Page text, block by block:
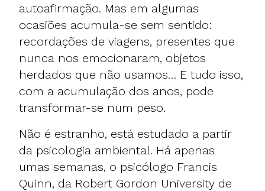
autoafirmação. Mas em algumas
ocasiões acumula-se sem sentido:
recordações de viagens, presentes que
nunca nos emocionaram, objetos
herdados que não usamos… E tudo isso,
com a acumulação dos anos, pode
transformar-se num peso.
Não é estranho, está estudado a partir
da psicologia ambiental. Há apenas
umas semanas, o psicólogo Francis
Quinn, da Robert Gordon University de